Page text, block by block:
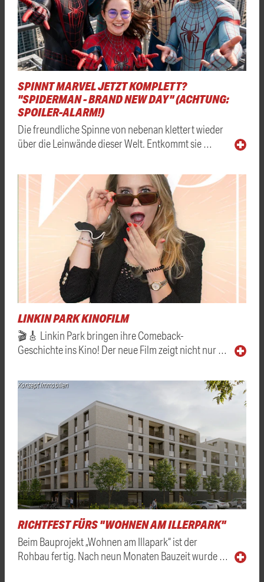
SPINNT MARVEL JETZT KOMPLETT?
"SPIDERMAN - BRAND NEW DAY" (ACHTUNG:
SPOILER-ALARM!)
Die freundliche Spinne von nebenan klettert wieder
über die Leinwände dieser Welt. Entkommt sie …
LINKIN PARK KINOFILM
🎬🎸 Linkin Park bringen ihre Comeback-
Geschichte ins Kino! Der neue Film zeigt nicht nur …
Konzept Immobilien
RICHTFEST FÜRS "WOHNEN AM ILLERPARK"
Beim Bauprojekt „Wohnen am Illapark“ ist der
Rohbau fertig. Nach neun Monaten Bauzeit wurde …